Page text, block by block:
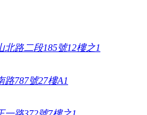
路二段185號12樓之1
787號27樓A1